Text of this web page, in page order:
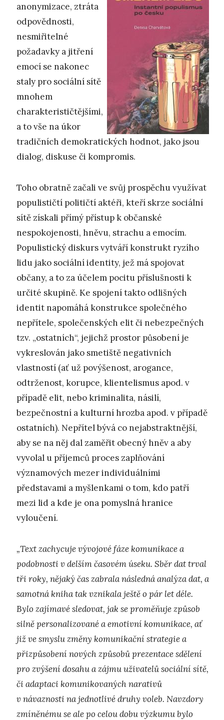
anonymizace, ztráta
odpovědnosti,
nesmiřitelné
požadavky a jitření
emocí se nakonec
staly pro sociální sítě
mnohem
charakterističtějšími,
a to vše na úkor
tradičních demokratických hodnot, jako jsou
dialog, diskuse či kompromis.
Toho obratně začali ve svůj prospěchu využívat
populističtí političtí aktéři, kteří skrze sociální
sítě získali přímý přístup k občanské
nespokojenosti, hněvu, strachu a emocím.
Populistický diskurs vytváří konstrukt ryzího
lidu jako sociální identity, jež má spojovat
občany, a to za účelem pocitu příslušnosti k
určité skupině. Ke spojení takto odlišných
identit napomáhá konstrukce společného
nepřítele, společenských elit či nebezpečných
tzv. „ostatních“, jejichž prostor působení je
vykreslován jako smetiště negativních
vlastností (ať už povýšenost, arogance,
odtrženost, korupce, klientelismus apod. v
případě elit, nebo kriminalita, násilí,
bezpečnostní a kulturní hrozba apod. v případě
ostatních). Nepřítel bývá co nejabstraktnější,
aby se na něj dal zaměřit obecný hněv a aby
vyvolal u příjemců proces zaplňování
významových mezer individuálními
představami a myšlenkami o tom, kdo patří
mezi lid a kde je ona pomyslná hranice
vyloučení.
„Text zachycuje vývojové fáze komunikace a
podobnosti v delším časovém úseku. Sběr dat trval
tři roky, nějaký čas zabrala následná analýza dat, a
samotná kniha tak vznikala ještě o pár let déle.
Bylo zajímavé sledovat, jak se proměňuje způsob
silně personalizované a emotivní komunikace, ať
již ve smyslu změny komunikační strategie a
přizpůsobení nových způsobů prezentace sdělení
pro zvýšení dosahu a zájmu uživatelů sociální sítě,
či adaptaci komunikovaných narativů
v návaznosti na jednotlivé druhy voleb. Navzdory
zmíněnému se ale po celou dobu výzkumu bylo